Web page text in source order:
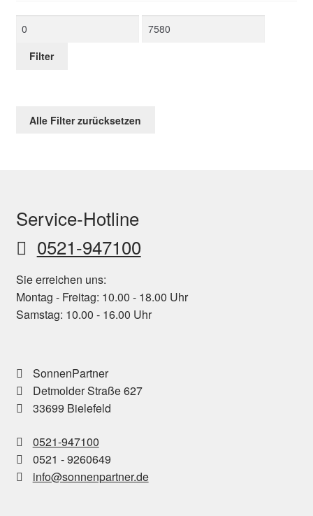
Preis
Preis
Filter
Alle Filter zurücksetzen
Service-Hotline
0521-947100
Sie erreichen uns:
Montag - Freitag: 10.00 - 18.00 Uhr
Samstag: 10.00 - 16.00 Uhr
SonnenPartner
Detmolder Straße 627
33699 Bielefeld
0521-947100
0521 - 9260649
info@sonnenpartner.de